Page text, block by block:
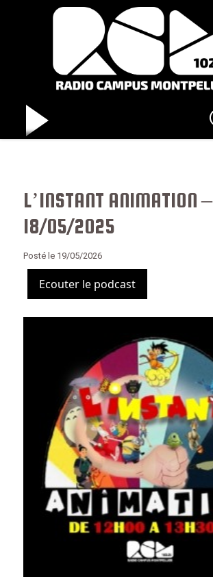
L’INSTANT ANIMATION –
18/05/2025
Posté le 19/05/2026
Ecouter le podcast